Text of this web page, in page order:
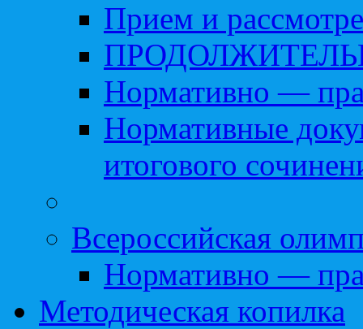
Прием и
Нормативно —
Нормативные
итогового
Всероссийская
Нормативно —
Методическая копилка